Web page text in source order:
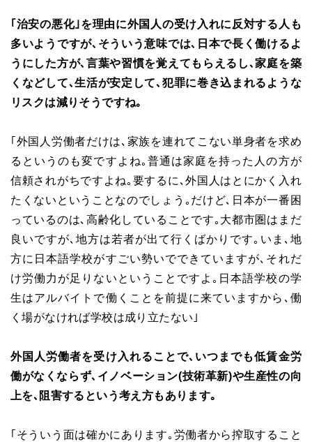
｢治安の悪化｣を理由に外国人の受け入れに反対する人も
多いようですが､そういう意味では､日本で長く働けるよ
うにした方が､言葉や習慣を覚えてもらえるし､家庭を築
くなどして､生活が安定して､犯罪に巻き込まれるような
リスクは減りそうですね｡
｢外国人労働者だけは､家族を連れてこない単身者を求め
るというのも変ですよね｡普通は家庭を持った人の方が
信頼されがちですよね｡要するに､外国人はとにかく入れ
たくないということなのでしょう｡だけど､日本が一番困
っているのは､高齢化していることです｡大都市圏はまだ
良いですが､地方は若者が出て行くばかりです｡いま､地
方に日本語学校がすごい勢いでできていますが､それだ
け労働力が足りないということですよ｡日本語学校の学
生はアルバイトで働くことを前提に来ていますから､働
く場がなければ学校は成り立たない｣
外国人労働者を受け入れることで､いつまでも低賃金労
働がなくならず､イノベーション(技術革新)や生産性の向
上を､阻害するという考え方もあります｡
｢そういう面は確かにあります｡労働者から搾取すること